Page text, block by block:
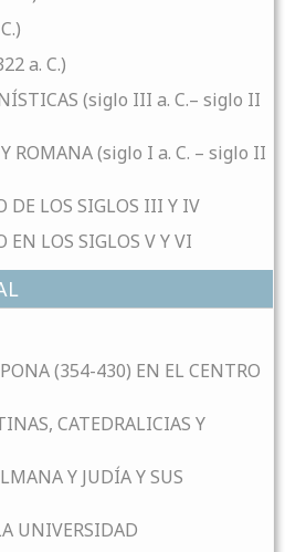
a. C.)
(siglo III a. C.– siglo II
ROMANA (siglo I a. C. – siglo II
DE LOS SIGLOS III Y IV
LOS SIGLOS V Y VI
(354-430) EN EL CENTRO
CATEDRALICIAS Y
Y JUDÍA Y SUS
UNIVERSIDAD